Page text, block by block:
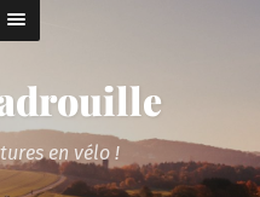
en vélo !